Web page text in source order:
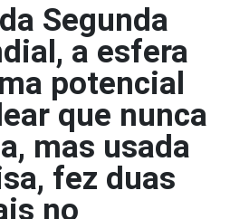
Segunda
a esfera
potencial
que nunca
mas usada
fez duas
no